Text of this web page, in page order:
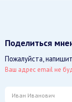
Поделиться
Пожалуйста,
Ваш адрес email не